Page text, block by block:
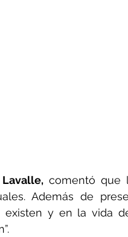
comentó que
Además de
existen y en la vida